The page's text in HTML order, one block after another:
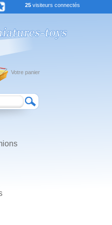
25 visiteurs connectés
Votre panier